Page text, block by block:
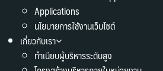
Applications
นโยบายการใช้งานเว็บไซต์
เกี่ยวกับเรา
ทำเนียบผู้บริหารระดับสูง